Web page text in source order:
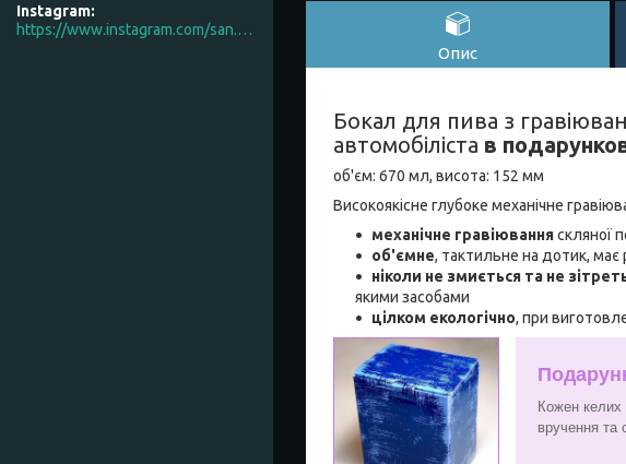
Опис
Бокал для пива з
автомобіліста в
об'єм: 670 мл, висота: 152 мм
Високоякісне глубоке механічне
механічне гравіюванняскляної
об'ємне, тактильне на дотик,
ніколи не змиється та не
якими засобами
цілком екологічно, при
Кожен келих
вручення та
Instagram
https://www.instagram.com/san.d.decor/